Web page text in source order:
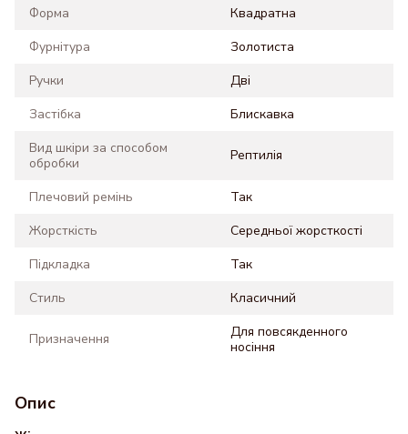
Форма
Квадратна
Фурнітура
Золотиста
Ручки
Дві
Застібка
Блискавка
Вид шкіри за способом
обробки
Рептилія
Плечовий ремінь
Так
Жорсткість
Середньої жорсткості
Підкладка
Так
Стиль
Класичний
Призначення
Для повсякденного
носіння
Опис